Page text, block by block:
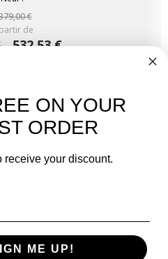
€
de
532,53 €
€
Bientôt disponible
ON YOUR
ORDER
receive your discount.
ME UP!